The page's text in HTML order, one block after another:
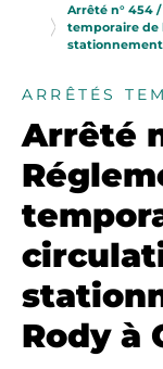
Arrêté n° 454
temporaire de
stationnement
ARRÊTÉS
Arrêté
Rody à